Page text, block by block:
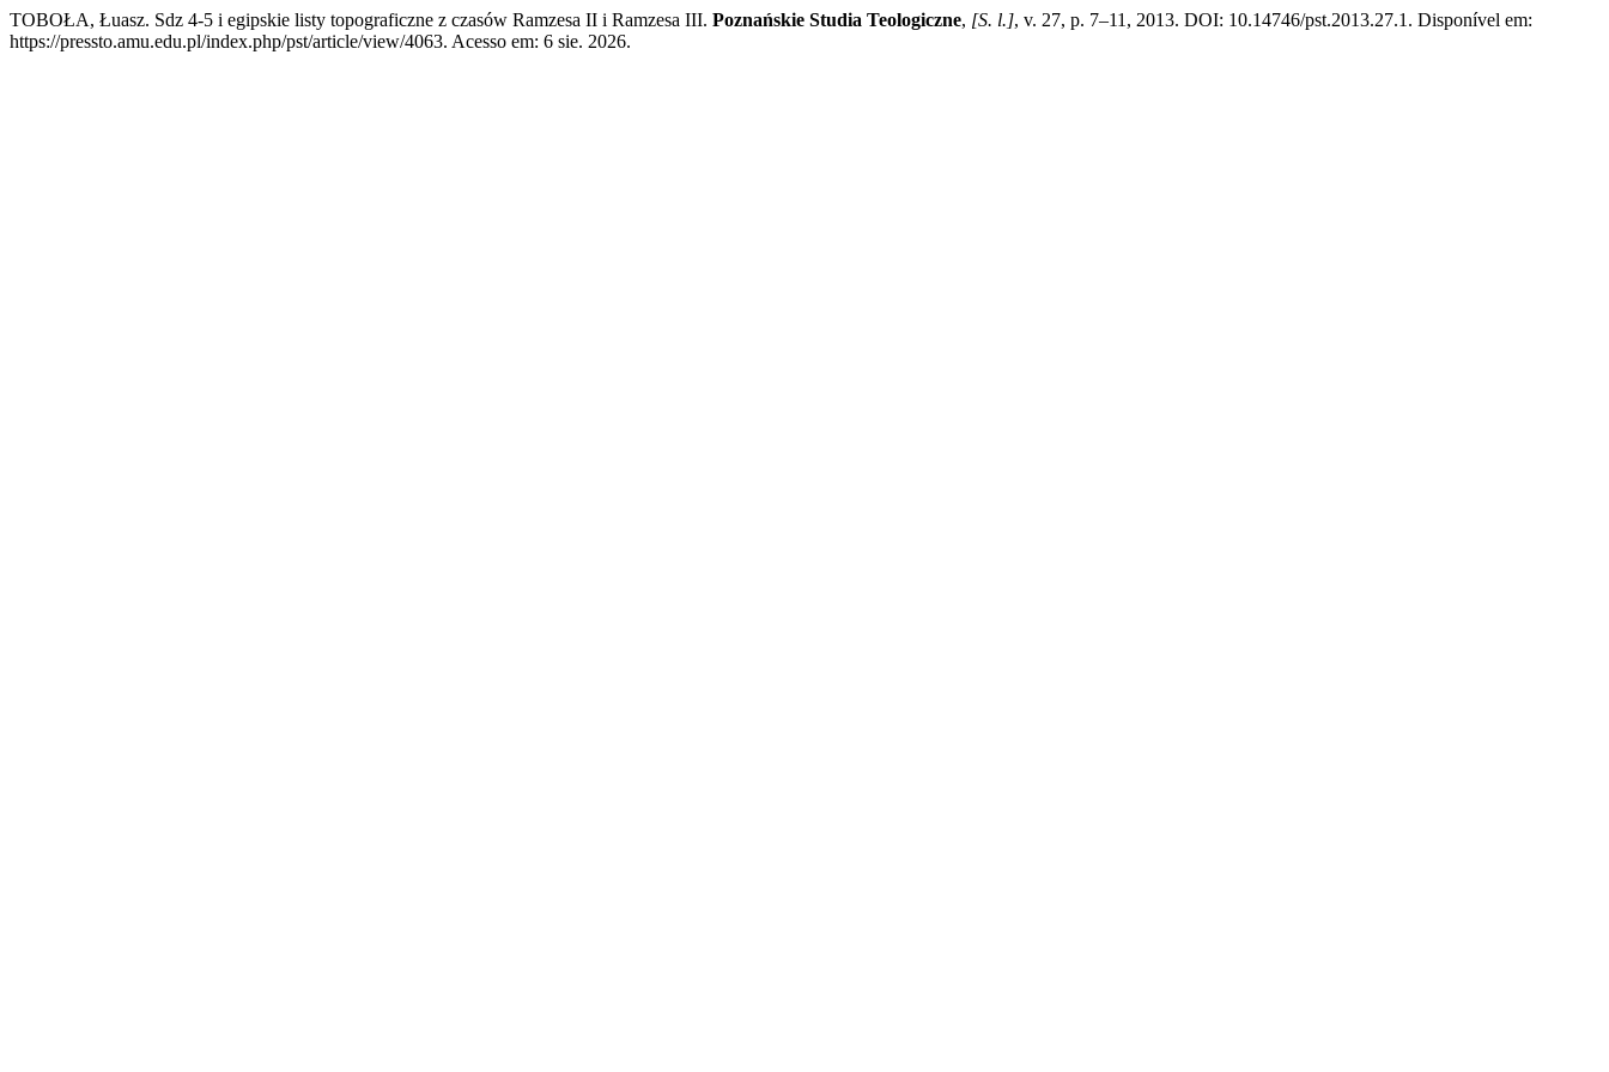
TOBOŁA, Łuasz. Sdz 4-5 i egipskie listy topograficzne z czasów Ramzesa II i Ramzesa III. Poznańskie Studia Teologiczne, [S. l.], v. 27, p. 7–11, 2013. DOI: 10.14746/pst.2013.27.1. Disponível em:
https://pressto.amu.edu.pl/index.php/pst/article/view/4063. Acesso em: 6 sie. 2026.